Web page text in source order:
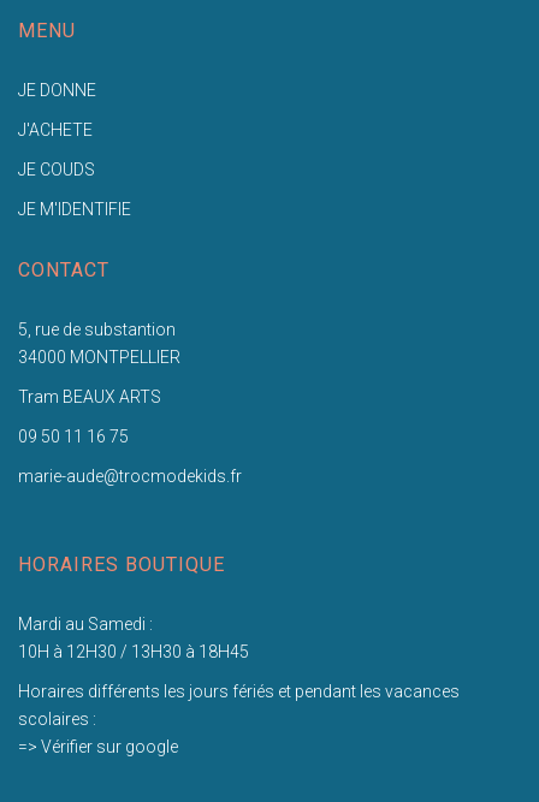
MENU
JE DONNE
J'ACHETE
JE COUDS
JE M'IDENTIFIE
CONTACT
5, rue de substantion
34000 MONTPELLIER
Tram BEAUX ARTS
09 50 11 16 75
marie-aude@trocmodekids.fr
HORAIRES BOUTIQUE
Mardi au Samedi :
10H à 12H30 / 13H30 à 18H45
Horaires différents les jours fériés et pendant les vacances
scolaires :
=> Vérifier sur google